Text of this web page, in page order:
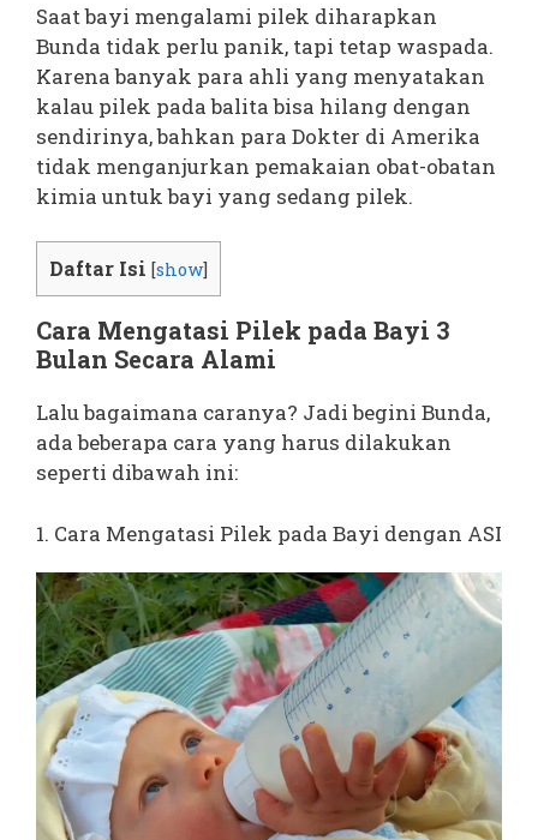
Saat bayi mengalami pilek diharapkan
Bunda tidak perlu panik, tapi tetap waspada.
Karena banyak para ahli yang menyatakan
kalau pilek pada balita bisa hilang dengan
sendirinya, bahkan para Dokter di Amerika
tidak menganjurkan pemakaian obat-obatan
kimia untuk bayi yang sedang pilek.
Daftar Isi [show]
Cara Mengatasi Pilek pada Bayi 3
Bulan Secara Alami
Lalu bagaimana caranya? Jadi begini Bunda,
ada beberapa cara yang harus dilakukan
seperti dibawah ini:
1. Cara Mengatasi Pilek pada Bayi dengan ASI